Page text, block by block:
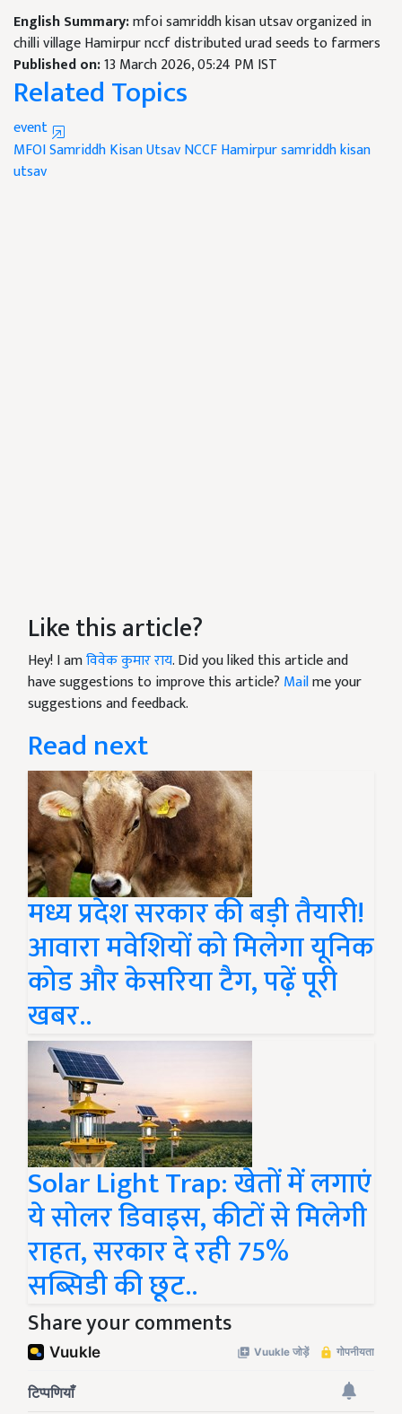
English Summary:mfoi samriddh kisan utsav organized in
chilli village Hamirpur nccf distributed urad seeds to farmers
Published on:13 March 2026, 05:24 PM IST
Related Topics
event
MFOI Samriddh Kisan UtsavNCCFHamirpursamriddh kisan
utsav
Like this article?
Hey! I amविवेक कुमार राय. Did you liked this article and
have suggestions to improve this article? Mailme your
suggestions and feedback.
Read next
मध्य प्रदेश सरकार की बड़ी तैयारी!
आवारा मवेशियों को मिलेगा यूनिक
कोड और केसरिया टैग, पढ़ें पूरी
खबर..
Solar Light Trap: खेतों में लगाएं
ये सोलर डिवाइस, कीटों से मिलेगी
राहत, सरकार दे रही 75%
सब्सिडी की छूट..
Share your comments